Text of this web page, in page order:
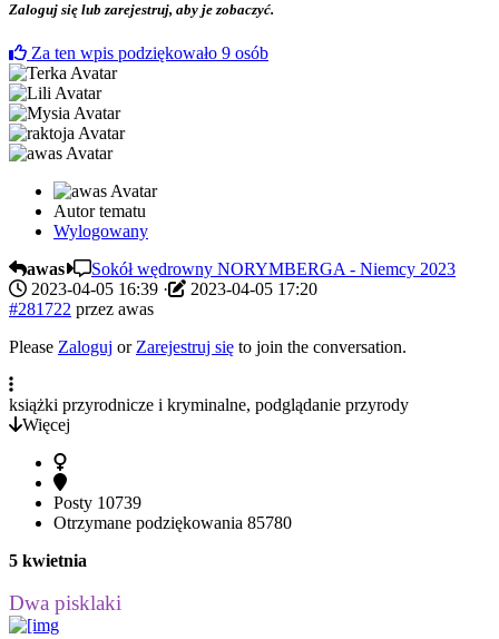
Zaloguj się lub zarejestruj, aby je zobaczyć.
Za ten wpis podziękowało 9 osób
Autor tematu
Wylogowany
awas
Sokół wędrowny NORYMBERGA - Niemcy 2023
2023-04-05 16:39 ·
2023-04-05 17:20
#281722 przez awas
Please Zaloguj or Zarejestruj się to join the conversation.
książki przyrodnicze i kryminalne, podglądanie przyrody
Więcej
Posty 10739
Otrzymane podziękowania 85780
5 kwietnia
Dwa pisklaki